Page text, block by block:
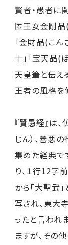
賢者・愚者に
匿王女金剛品(
「金財品(こ
十」「宝天品(
天皇筆と伝え
王者の風格を
『賢愚経』は
じん）、善悪
集めた経典で
り、１行12字
から「大聖武
写され、東大
ったと言われ
ますが、その